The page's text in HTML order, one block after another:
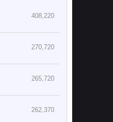
408,220
270,720
265,720
262,370